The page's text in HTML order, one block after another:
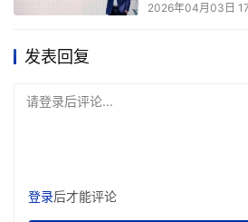
2026年04月03日
发表回复
请登录后评论...
登录后才能评论